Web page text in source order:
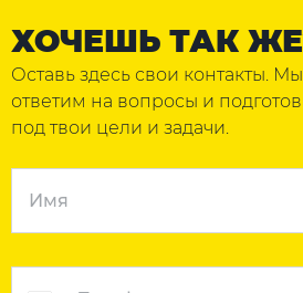
ХОЧЕШЬ ТАК
Оставь здесь свои контакты.
ответим на вопросы и
под твои цели и задачи.